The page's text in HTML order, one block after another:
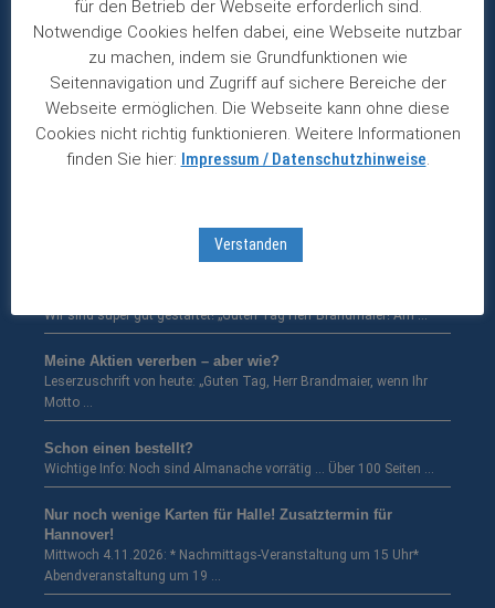
ITW glänzt mit stabilem Wachstum
Gewinn legt langfristig um durchschnittlich sieben Prozent zu. Der
amerikanische …
Heineken erhöht Zwischendividende
Bierriese profitiert von Wachstum in Asien und Afrika. Eigentlich
Fuchs mit starkem erstem Halbjahr
Umsatz und Gewinn wachsen zweistellig – Schaden an Fabrik in …
Wir sind super gut gestartet! „Guten Tag Herr Brandmaier! Am …
Meine Aktien vererben – aber wie?
Leserzuschrift von heute: „Guten Tag, Herr Brandmaier, wenn Ihr
Motto …
Schon einen bestellt?
Wichtige Info: Noch sind Almanache vorrätig … Über 100 Seiten …
Nur noch wenige Karten für Halle! Zusatztermin für
Hannover!
Mittwoch 4.11.2026: * Nachmittags-Veranstaltung um 15 Uhr*
Abendveranstaltung um 19 …
für den Betrieb der Webseite erforderlich sind.
Notwendige Cookies helfen dabei, eine Webseite nutzbar
zu machen, indem sie Grundfunktionen wie
Seitennavigation und Zugriff auf sichere Bereiche der
Webseite ermöglichen. Die Webseite kann ohne diese
Cookies nicht richtig funktionieren. Weitere Informationen
finden Sie hier: Impressum / Datenschutzhinweise.
Verstanden